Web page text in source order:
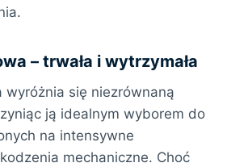
– trwała i wytrzymała
wyróżnia się niezrównaną
ją idealnym wyborem do
na intensywne
mechaniczne. Choć